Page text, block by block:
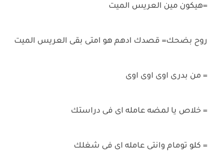
=هيكون مين العريس الميت
روح بضحك= قصدك ادهم هو امتى بقى العريس الميت
= من بدرى اوى اوى اوى
= خلاص يا لمضه عامله اى فى دراستك
= كلو تومام وانتى عامله اى فى شغلك